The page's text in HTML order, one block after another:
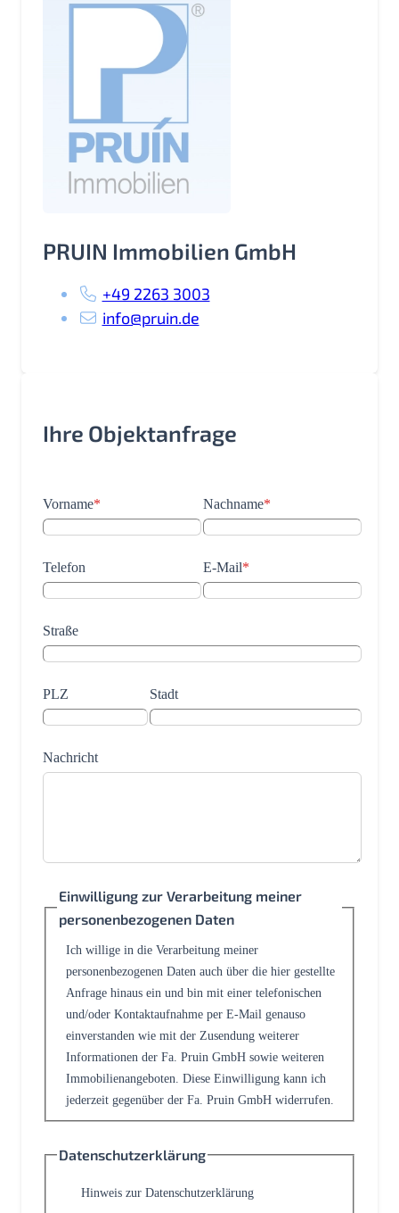
PRUIN Immobilien GmbH
+49 2263 3003
info@pruin.de
Ihre Objektanfrage
Vorname* Nachname*
Telefon E-Mail*
Straße
PLZ Stadt
Nachricht
Einwilligung zur Verarbeitung meiner
personenbezogenen Daten
Ich willige in die Verarbeitung meiner
personenbezogenen Daten auch über die hier gestellte
Anfrage hinaus ein und bin mit einer telefonischen
und/oder Kontaktaufnahme per E-Mail genauso
einverstanden wie mit der Zusendung weiterer
Informationen der Fa. Pruin GmbH sowie weiteren
Immobilienangeboten. Diese Einwilligung kann ich
jederzeit gegenüber der Fa. Pruin GmbH widerrufen.
Datenschutzerklärung
Hinweis zur Datenschutzerklärung